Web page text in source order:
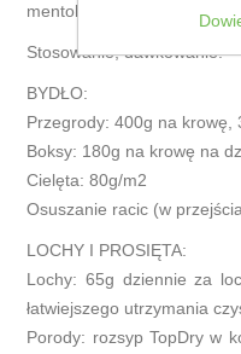
mentol
Stosowanie, dawkowanie:
BYDŁO:
Przegrody: 400g na krowę,
Boksy: 180g na krowę na
Cielęta: 80g/m2
Osuszanie racic (w
LOCHY I PROSIĘTA:
Lochy: 65g dziennie za
łatwiejszego utrzymania
Porody: rozsyp TopDry w